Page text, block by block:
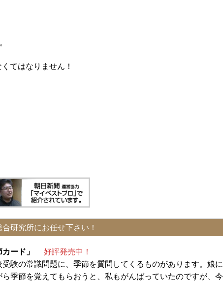
てはなりません！
研究所にお任せ下さい！
カード」 好評発売中！
験の常識問題に、季節を質問してくるものがあります。娘に
季節を覚えてもらおうと、私もがんばっていたのですが、今